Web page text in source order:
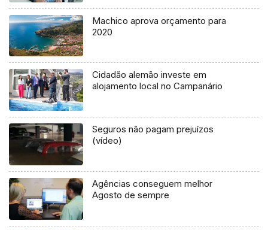
Machico aprova orçamento para
2020
Cidadão alemão investe em
alojamento local no Campanário
Seguros não pagam prejuízos
(vídeo)
Agências conseguem melhor
Agosto de sempre